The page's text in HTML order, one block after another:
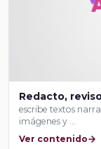
Redacto,
escribe textos
imágenes y …
Ver contenido